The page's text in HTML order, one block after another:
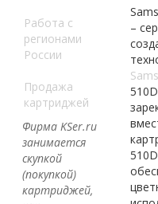
Работа с
регионами
России
Продажа
картриджей
Фирма KSer.ru
занимается
скупкой
(покупкой)
картриджей,
–